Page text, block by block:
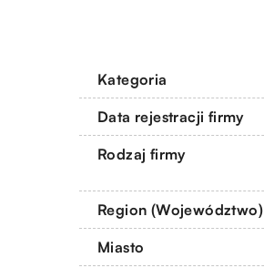
Kategoria
Data rejestracji firmy
Rodzaj firmy
Region (Województwo)
Miasto